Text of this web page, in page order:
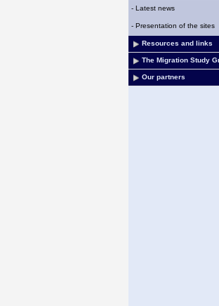
- Latest news
- Presentation of the sites
Resources and links
The Migration Study
Our partners